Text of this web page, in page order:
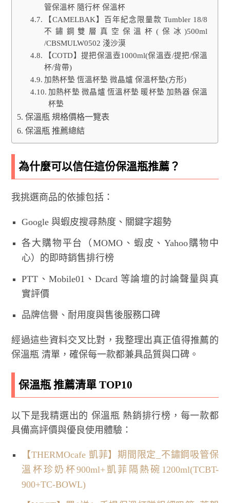
管保溫杯 隨行杯 保溫杯
【CAMELBAK】百年紀念限量款 Tumbler 18/8
不鏽鋼雙層真空保溫杯(保冰)500ml
/CBSMULW0502 淺沙漠
【COTD】提把保溫壺1000ml(保溫壺/提把/保溫
杯/背帶)
加熱杯墊 恆溫杯墊 微晶爐 保溫杯墊(方形)
加熱杯墊 微晶爐 恆溫杯墊 暖杯墊 加熱器 保溫
杯墊
保溫瓶 規格價格一覽表
保溫瓶 推薦總結
為什麼可以信任這份保溫瓶推薦？
我挑選商品的依據包括：
Google 與蝦皮搜尋熱度、關鍵字趨勢
各大購物平台（MOMO、蝦皮、Yahoo購物中
心）的即時銷售排行榜
PTT、Mobile01、Dcard 等論壇的討論聲量與真
實評價
品牌信譽、耐用度與售後服務口碑
經過這些資料交叉比對，我整理出真正值得推薦的
保溫瓶 清單，確保每一款都兼具品質與口碑。
保溫瓶 推薦清單 TOP10
以下是我精選出的 保溫瓶 熱銷排行榜，每一款都
具備高評價與優良使用體驗：
【THERMOcafe 凱菲】期間限定_不鏽鋼吸管保
溫杯珍奶杯900ml+凱菲隔熱碗1200ml(TCBT-
900+TC-BOWL)